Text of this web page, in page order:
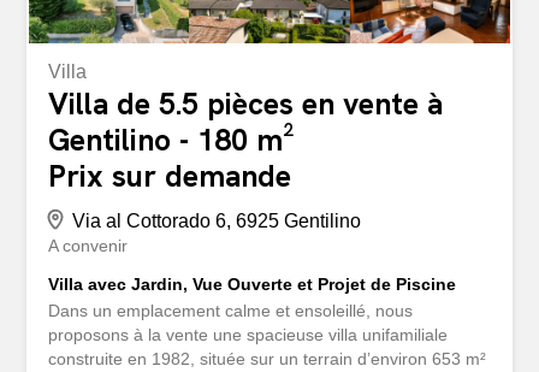
Villa
Villa de 5.5 pièces en vente à
Gentilino - 180 m²
Prix sur demande
Via al Cottorado 6, 6925 Gentilino
A convenir
Villa avec Jardin, Vue Ouverte et Projet de Piscine
Dans un emplacement calme et ensoleillé, nous
proposons à la vente une spacieuse villa unifamiliale
construite en 1982, située sur un terrain d’environ 653 m²